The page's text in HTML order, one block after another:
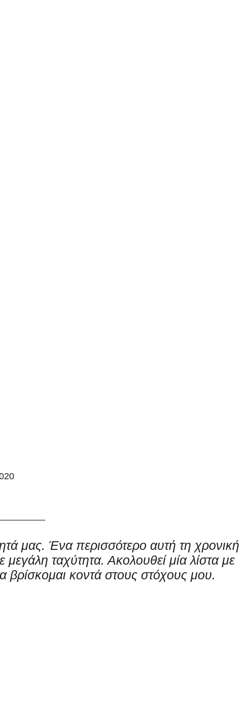
μας. Ένα περισσότερο αυτή τη χρονική
ταχύτητα. Ακολουθεί μία λίστα με
κοντά στους στόχους μου.